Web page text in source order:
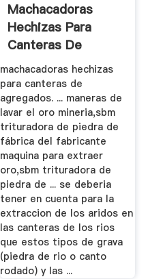
Machacadoras
Hechizas Para
Canteras De
Agregados
machacadoras hechizas
para canteras de
agregados. ... maneras de
lavar el oro mineria,sbm
trituradora de piedra de
fábrica del fabricante
maquina para extraer
oro,sbm trituradora de
piedra de ... se deberia
tener en cuenta para la
extraccion de los aridos en
las canteras de los rios
que estos tipos de grava
(piedra de rio o canto
rodado) y las ...